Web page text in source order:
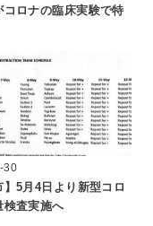
コロナの臨床実験で特
30
】5月4日より新型コロ
検査実施へ